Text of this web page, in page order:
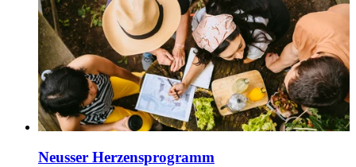
Neusser Herzensprogramm